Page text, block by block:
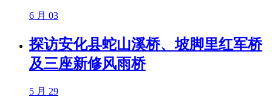
6 月 03
探访安化县蛇山溪桥、坡脚里红军桥
及三座新修风雨桥
5 月 29